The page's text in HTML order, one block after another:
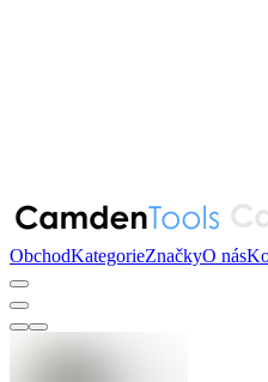
ObchodKategorieZnačkyO nás